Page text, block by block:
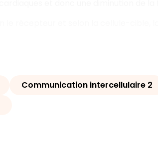
Communication intercellulaire 2